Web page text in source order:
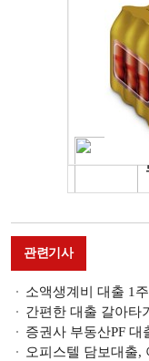
관련기사
소액생계비 대출 1주일
간편한 대출 갈아타기에 2
증권사 부동산PF
오피스텔 담보대출,